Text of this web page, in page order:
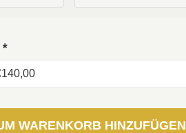
*
WARENKORB HINZUFÜGEN